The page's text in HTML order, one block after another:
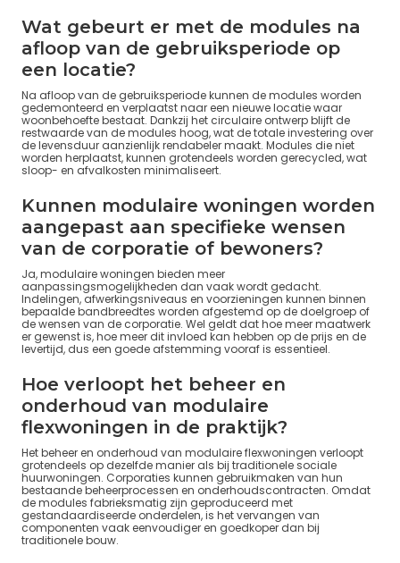
Wat gebeurt er met de modules na
afloop van de gebruiksperiode op
een locatie?
Na afloop van de gebruiksperiode kunnen de modules worden
gedemonteerd en verplaatst naar een nieuwe locatie waar
woonbehoefte bestaat. Dankzij het circulaire ontwerp blijft de
restwaarde van de modules hoog, wat de totale investering over
de levensduur aanzienlijk rendabeler maakt. Modules die niet
worden herplaatst, kunnen grotendeels worden gerecycled, wat
sloop- en afvalkosten minimaliseert.
Kunnen modulaire woningen worden
aangepast aan specifieke wensen
van de corporatie of bewoners?
Ja, modulaire woningen bieden meer
aanpassingsmogelijkheden dan vaak wordt gedacht.
Indelingen, afwerkingsniveaus en voorzieningen kunnen binnen
bepaalde bandbreedtes worden afgestemd op de doelgroep of
de wensen van de corporatie. Wel geldt dat hoe meer maatwerk
er gewenst is, hoe meer dit invloed kan hebben op de prijs en de
levertijd, dus een goede afstemming vooraf is essentieel.
Hoe verloopt het beheer en
onderhoud van modulaire
flexwoningen in de praktijk?
Het beheer en onderhoud van modulaire flexwoningen verloopt
grotendeels op dezelfde manier als bij traditionele sociale
huurwoningen. Corporaties kunnen gebruikmaken van hun
bestaande beheerprocessen en onderhoudscontracten. Omdat
de modules fabrieksmatig zijn geproduceerd met
gestandaardiseerde onderdelen, is het vervangen van
componenten vaak eenvoudiger en goedkoper dan bij
traditionele bouw.